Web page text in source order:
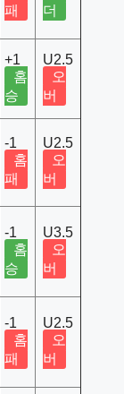
패
더
+1
홈
승
U2.5
오
버
-1
홈
패
U2.5
오
버
-1
홈
승
U3.5
오
버
-1
홈
패
U2.5
오
버